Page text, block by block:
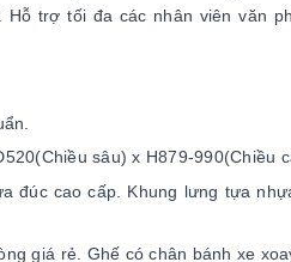
Hỗ trợ tối đa các nhân viên văn
sâu) x H879-990(Chiều
đúc cao cấp. Khung lưng tựa
giá rẻ. Ghế có chân bánh xe